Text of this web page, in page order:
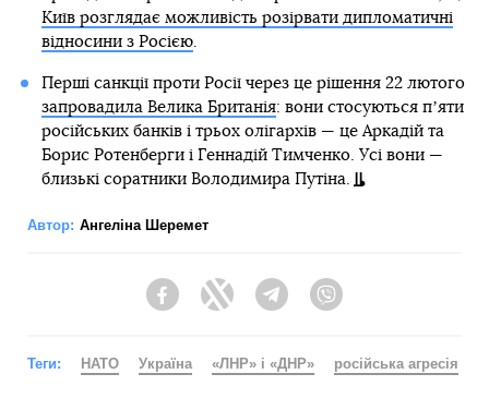
Київ розглядає можливість розірвати дипломатичні
відносини з Росією.
Перші санкції проти Росії через це рішення 22 лютого
запровадила Велика Британія: вони стосуються пʼяти
російських банків і трьох олігархів — це Аркадій та
Борис Ротенберги і Геннадій Тимченко. Усі вони —
близькі соратники Володимира Путіна.
Автор: Ангеліна Шеремет
FacebookTwitter Telegram
Теги: НАТО Україна «ЛНР» і «ДНР» російська агресія